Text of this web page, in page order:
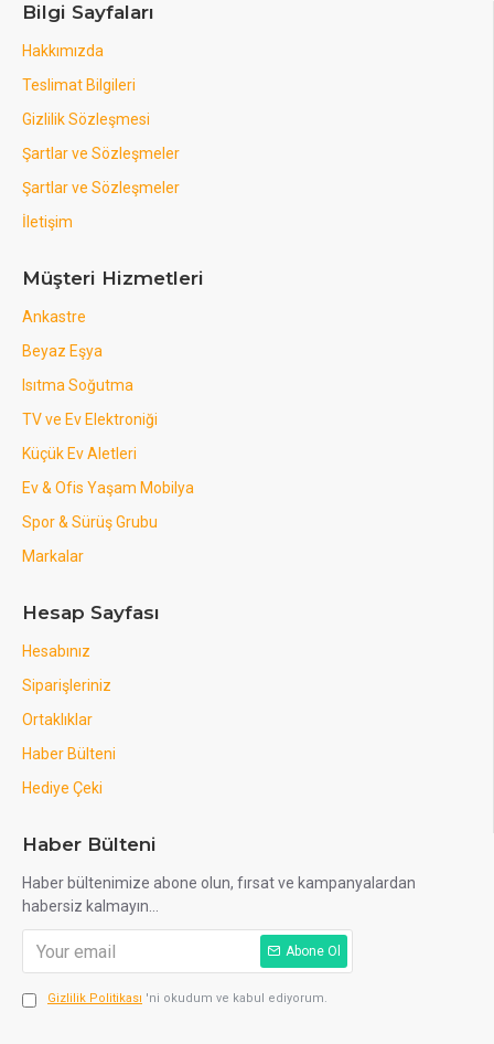
Bilgi Sayfaları
Hakkımızda
Teslimat Bilgileri
Gizlilik Sözleşmesi
Şartlar ve Sözleşmeler
Şartlar ve Sözleşmeler
İletişim
Müşteri Hizmetleri
Ankastre
Beyaz Eşya
Isıtma Soğutma
TV ve Ev Elektroniği
Küçük Ev Aletleri
Ev & Ofis Yaşam Mobilya
Spor & Sürüş Grubu
Markalar
Hesap Sayfası
Hesabınız
Siparişleriniz
Ortaklıklar
Haber Bülteni
Hediye Çeki
Haber Bülteni
Haber bültenimize abone olun, fırsat ve kampanyalardan
habersiz kalmayın...
Abone Ol
Gizlilik Politikası 'ni okudum ve kabul ediyorum.